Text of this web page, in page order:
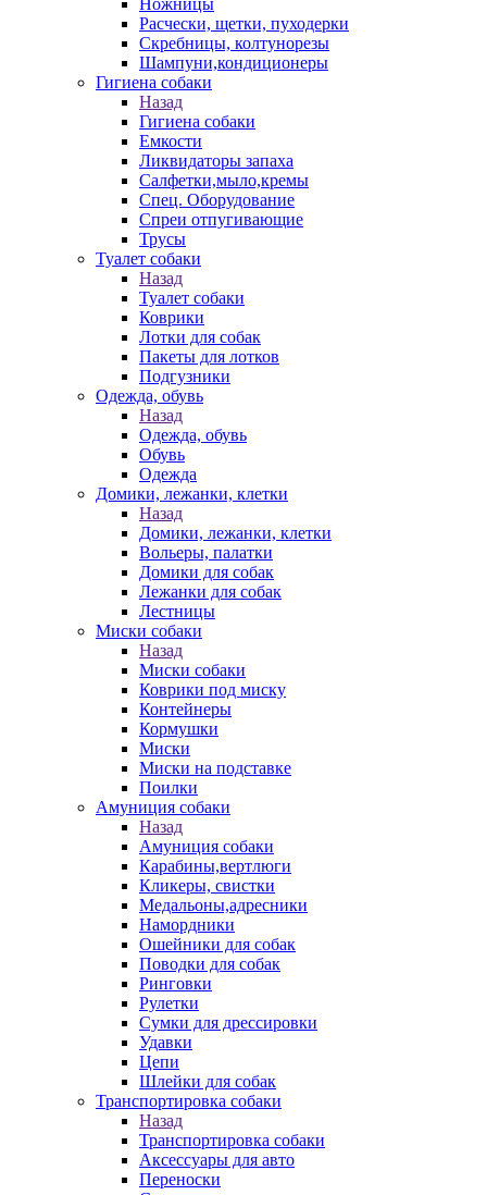
Ножницы
Расчески, щетки, пуходерки
Скребницы, колтунорезы
Шампуни,кондиционеры
Гигиена собаки
Назад
Гигиена собаки
Емкости
Ликвидаторы запаха
Салфетки,мыло,кремы
Спец. Оборудование
Спреи отпугивающие
Трусы
Туалет собаки
Назад
Туалет собаки
Коврики
Лотки для собак
Пакеты для лотков
Подгузники
Одежда, обувь
Назад
Одежда, обувь
Обувь
Одежда
Домики, лежанки, клетки
Назад
Домики, лежанки, клетки
Вольеры, палатки
Домики для собак
Лежанки для собак
Лестницы
Миски собаки
Назад
Миски собаки
Коврики под миску
Контейнеры
Кормушки
Миски
Миски на подставке
Поилки
Амуниция собаки
Назад
Амуниция собаки
Карабины,вертлюги
Кликеры, свистки
Медальоны,адресники
Намордники
Ошейники для собак
Поводки для собак
Ринговки
Рулетки
Сумки для дрессировки
Удавки
Цепи
Шлейки для собак
Транспортировка собаки
Назад
Транспортировка собаки
Аксессуары для авто
Переноски